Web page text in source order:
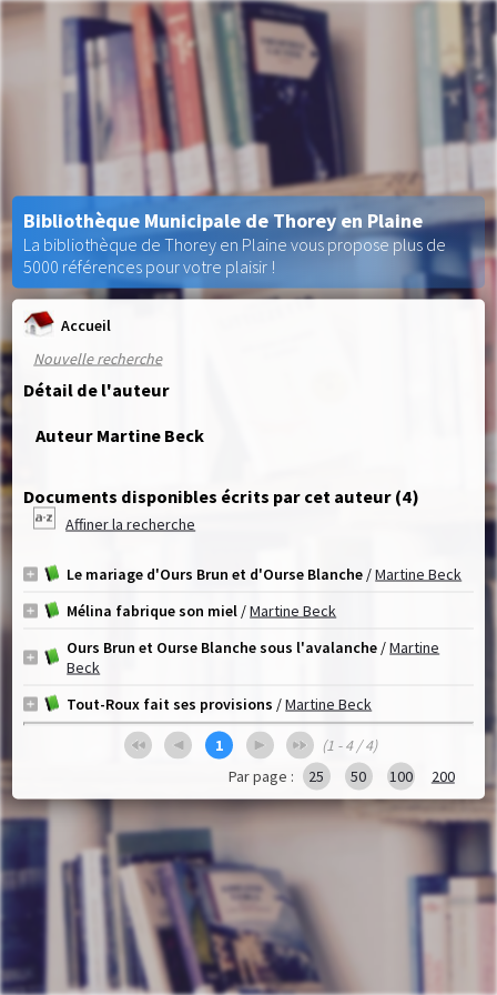
Accueil
Nouvelle recherche
Détail de l'auteur
Auteur Martine Beck
Documents disponibles écrits par cet auteur (4)
Affiner la recherche
Le mariage d'Ours Brun et d'Ourse Blanche /Martine Beck
Mélina fabrique son miel /Martine Beck
Ours Brun et Ourse Blanche sous l'avalanche /Martine
Beck
Tout-Roux fait ses provisions /Martine Beck
1
(1 - 4 / 4)
Par page :
25 50 100 200
Bibliothèque Municipale de Thorey en Plaine
La bibliothèque de Thorey en Plaine vous propose plus de
5000 références pour votre plaisir !